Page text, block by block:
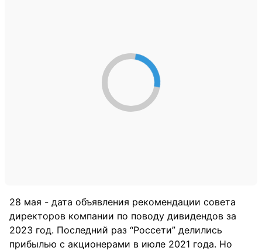
28 мая - дата объявления рекомендации совета
директоров компании по поводу дивидендов за
2023 год. Последний раз “Россети” делились
прибылью с акционерами в июле 2021 года. Но